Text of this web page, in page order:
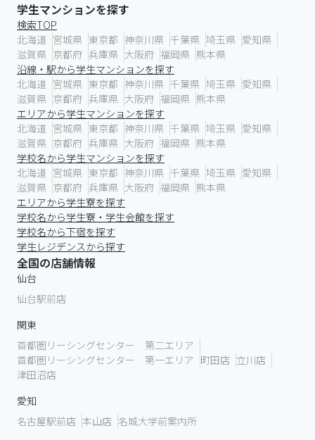
学生マンションを探す
検索TOP
北海道 宮城県 東京都 神奈川県 千葉県 埼玉県 愛知県
滋賀県 京都府 兵庫県 大阪府 福岡県 熊本県
沿線・駅から学生マンションを探す
北海道 宮城県 東京都 神奈川県 千葉県 埼玉県 愛知県
滋賀県 京都府 兵庫県 大阪府 福岡県 熊本県
エリアから学生マンションを探す
北海道 宮城県 東京都 神奈川県 千葉県 埼玉県 愛知県
滋賀県 京都府 兵庫県 大阪府 福岡県 熊本県
学校名から学生マンションを探す
北海道 宮城県 東京都 神奈川県 千葉県 埼玉県 愛知県
滋賀県 京都府 兵庫県 大阪府 福岡県 熊本県
エリアから学生寮を探す
学校名から学生寮・学生会館を探す
学校名から下宿を探す
学生レジデンスから探す
全国の店舗情報
仙台
仙台駅前店
関東
首都圏リーシングセンター 第二エリア
首都圏リーシングセンター 第一エリア 町田店 立川店
津田沼店
愛知
名古屋駅前店 本山店 名城大学前案内所